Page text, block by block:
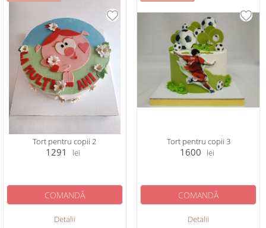
Tort pentru copii 2
1291 lei
Detalii
COMANDĂ
Tort pentru copii 3
1600 lei
Detalii
COMANDĂ